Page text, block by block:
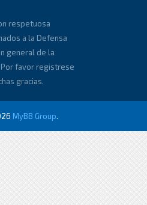
respetuosa
a la Defensa
general de la
favor registrese
gracias.
MyBB Group.